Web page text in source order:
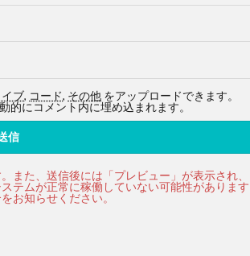
ブ, コード, その他 をアップロードできます。
にコメント内に埋め込まれます。